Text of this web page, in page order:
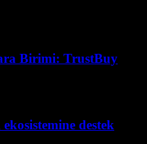
Birimi: TrustBuy
destek